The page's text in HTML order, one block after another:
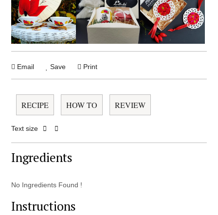
Email Save Print
RECIPE HOW TO REVIEW
Text size
Ingredients
No Ingredients Found !
Instructions